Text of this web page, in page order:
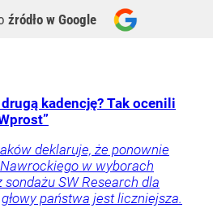
źródło w Google
kadencję? Tak ocenili
deklaruje, że ponownie
Nawrockiego w wyborach
SW Research dla
państwa jest liczniejsza.